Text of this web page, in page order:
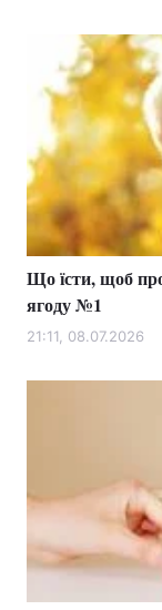
Що їсти, щоб
ягоду №1
21:11, 08.07.2026